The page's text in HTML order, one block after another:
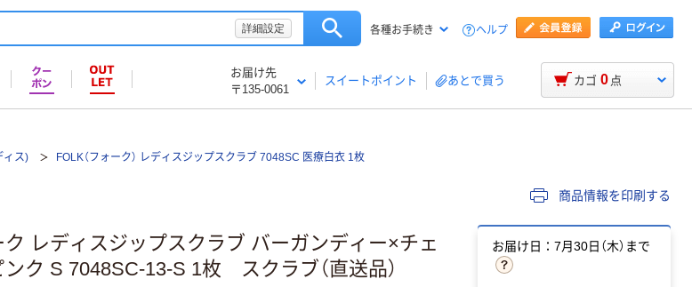
詳細設定 各種お手続き ヘルプ
お届け先
〒135-0061
スイートポイント あとで買う カゴ 0 点
ィス) FOLK（フォーク） レディスジップスクラブ 7048SC 医療白衣 1枚
商品情報を印刷する
ク レディスジップスクラブ バーガンディー×チェ
ンク S 7048SC-13-S 1枚 スクラブ（直送品）
お届け日：7月30日（木）まで